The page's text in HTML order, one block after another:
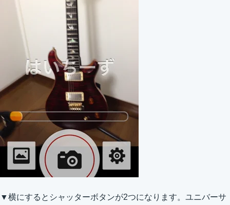
▼横にするとシャッターボタンが2つになります。ユニバーサ